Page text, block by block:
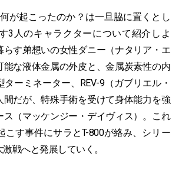
が起こったのか？は一旦脇に置くとし
3人のキャラクターについて紹介しよ
らす弟想いの女性ダニー（ナタリア・エ
能な液体金属の外皮と、金属炭素性の内
ーミネーター、REV-9（ガブリエル・
間だが、特殊手術を受けて身体能力を強
ス（マッケンジー・デイヴィス）。これ
こす事件にサラとT-800が絡み、シリー
戦へと発展していく。